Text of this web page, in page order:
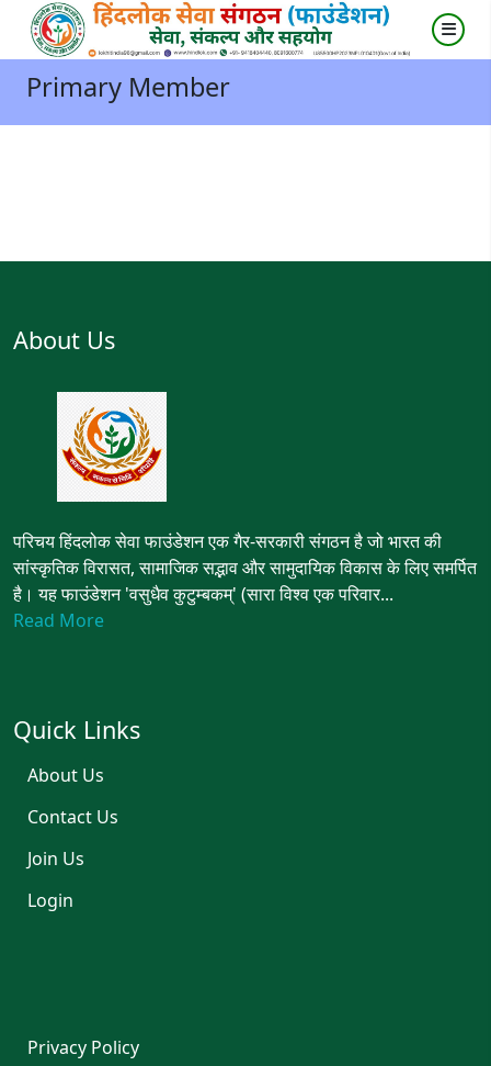
Primary Member
About Us
परिचय हिंदलोक सेवा फाउंडेशन एक गैर-सरकारी संगठन है जो भारत की
सांस्कृतिक विरासत, सामाजिक सद्भाव और सामुदायिक विकास के लिए समर्पित
है। यह फाउंडेशन 'वसुधैव कुटुम्बकम्' (सारा विश्व एक परिवार...
Read More
Quick Links
About Us
Contact Us
Join Us
Login
Privacy Policy